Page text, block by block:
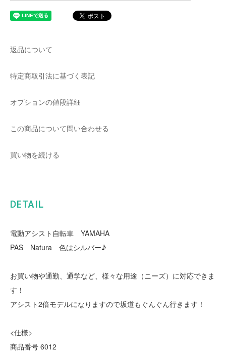
返品について
特定商取引法に基づく表記
オプションの値段詳細
この商品について問い合わせる
買い物を続ける
DETAIL
電動アシスト自転車 YAMAHA
PAS Natura 色はシルバー♪
お買い物や通勤、通学など、様々な用途（ニーズ）に対応できま
す！
アシスト2倍モデルになりますので坂道もぐんぐん行きます！
<仕様>
商品番号 6012